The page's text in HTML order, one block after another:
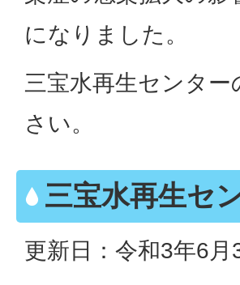
になりました。
三宝水再生センタ
さい。
三宝水再生セ
更新日：令和3年6月